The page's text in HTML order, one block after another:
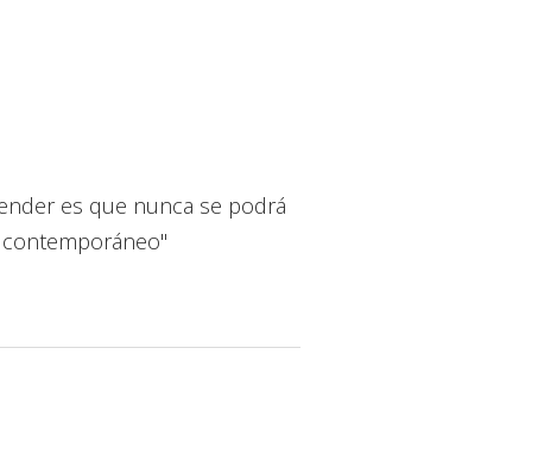
es que nunca se podrá